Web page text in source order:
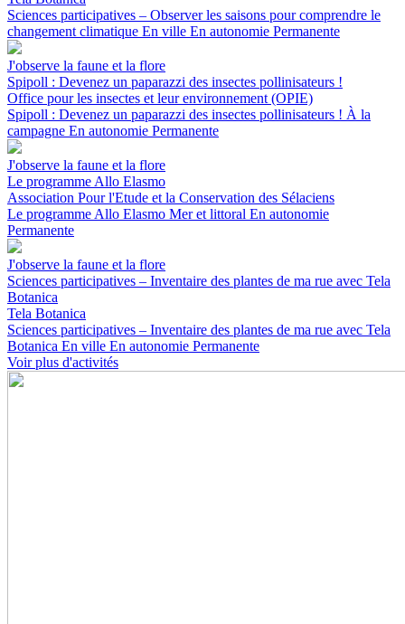
Sciences participatives – Observer les saisons pour comprendre le
changement climatique En ville En autonomie Permanente
J'observe la faune et la flore
Spipoll : Devenez un paparazzi des insectes pollinisateurs !
Office pour les insectes et leur environnement (OPIE)
Spipoll : Devenez un paparazzi des insectes pollinisateurs ! À la
campagne En autonomie Permanente
J'observe la faune et la flore
Le programme Allo Elasmo
Association Pour l'Etude et la Conservation des Sélaciens
Le programme Allo Elasmo Mer et littoral En autonomie
Permanente
J'observe la faune et la flore
Sciences participatives – Inventaire des plantes de ma rue avec Tela
Botanica
Tela Botanica
Sciences participatives – Inventaire des plantes de ma rue avec Tela
Botanica En ville En autonomie Permanente
Voir plus d'activités